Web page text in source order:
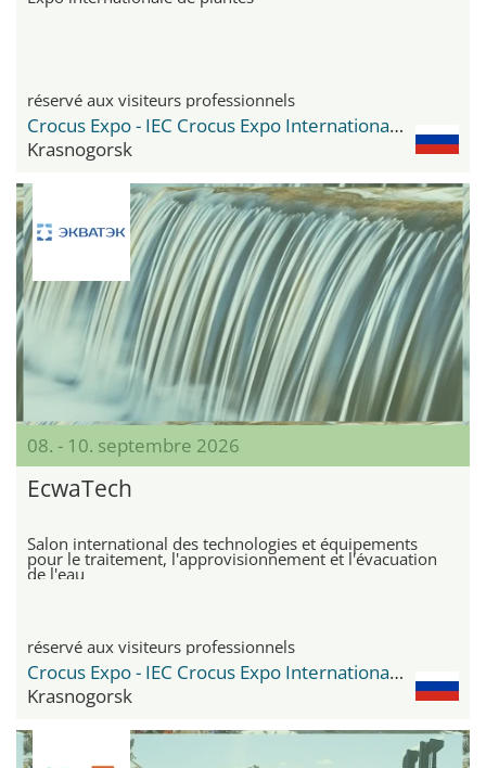
réservé aux visiteurs professionnels
Crocus Expo - IEC Crocus Expo International Exhibition Centre
Krasnogorsk
08. - 10. septembre 2026
EcwaTech
Salon international des technologies et équipements
pour le traitement, l'approvisionnement et l'évacuation
de l'eau
réservé aux visiteurs professionnels
Crocus Expo - IEC Crocus Expo International Exhibition Centre
Krasnogorsk